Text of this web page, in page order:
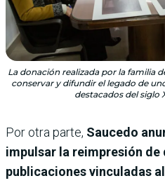
La donación realizada por la familia
conservar y difundir el legado de
destacados del siglo
Por otra parte, Saucedo
impulsar la reimpresión de
publicaciones vinculadas